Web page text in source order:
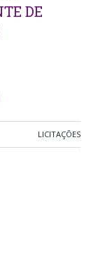
DE
LICITAÇÕES